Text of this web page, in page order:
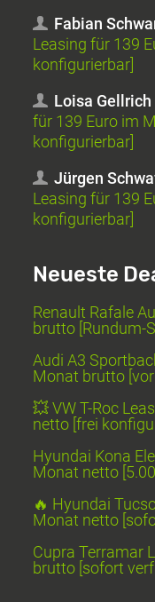
Fabian
Leasing für 139
konfigurierbar]
Loisa Gellrich
für 139 Euro im
konfigurierbar]
Jürgen
Leasing für 139
konfigurierbar]
Neueste
Renault Rafale
brutto [Rundum-
Audi A3
Monat brutto
💥 VW T-Roc
netto [frei
Hyundai Kona
Monat netto
🔥 Hyundai
Monat netto
Cupra Terramar
brutto [sofort